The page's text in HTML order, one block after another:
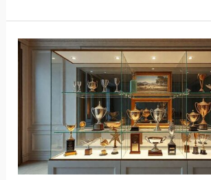
Vitrinas
personalizadas:
manera
proteger